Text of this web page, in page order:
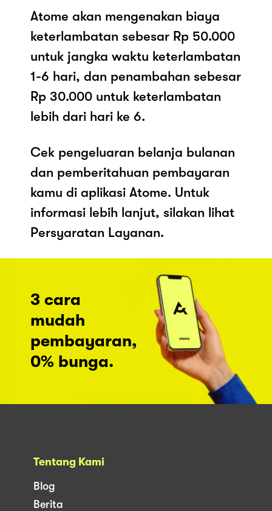
Atome akan mengenakan biaya
keterlambatan sebesar Rp 50.000
untuk jangka waktu keterlambatan
1-6 hari, dan penambahan sebesar
Rp 30.000 untuk keterlambatan
lebih dari hari ke 6.
Cek pengeluaran belanja bulanan
dan pemberitahuan pembayaran
kamu di aplikasi Atome. Untuk
informasi lebih lanjut, silakan lihat
Persyaratan Layanan.
3 cara
mudah
pembayaran,
0% bunga.
Tentang Kami
Blog
Berita